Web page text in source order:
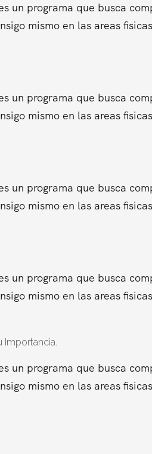
un programa que busca
mismo en las areas
un programa que busca
mismo en las areas
un programa que busca
mismo en las areas
un programa que busca
mismo en las areas
Importancia.
un programa que busca
mismo en las areas